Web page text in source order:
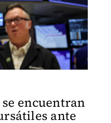
encuentran
ante